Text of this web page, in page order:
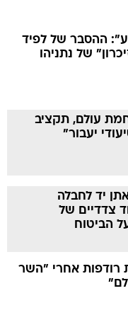
ההסבר של לפיד
של נתניהו
עולם, תקציב
יעבור"
יד לחבלה
צדדיים של
הביטוח
רודפות אחרי "השר